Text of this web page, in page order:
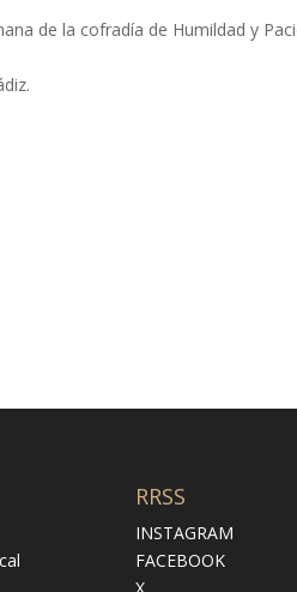
de la cofradía de Humildad y
RRSS
INSTAGRAM
FACEBOOK